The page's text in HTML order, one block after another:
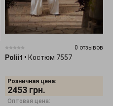
0 отзывов
Poliit • Костюм 7557
Розничная цена:
2453 грн.
Оптовая цена: